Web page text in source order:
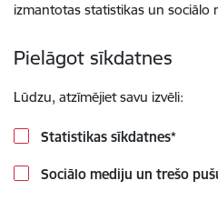
izmantotas statistikas un sociālo
Pielāgot sīkdatnes
Lūdzu, atzīmējiet savu izvēli:
Statistikas sīkdatnes*
Sociālo mediju un trešo